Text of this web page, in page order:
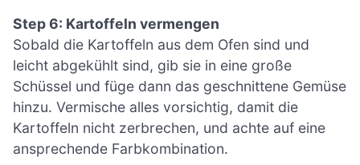
Step 6: Kartoffeln vermengen
Sobald die Kartoffeln aus dem Ofen sind und
leicht abgekühlt sind, gib sie in eine große
Schüssel und füge dann das geschnittene Gemüse
hinzu. Vermische alles vorsichtig, damit die
Kartoffeln nicht zerbrechen, und achte auf eine
ansprechende Farbkombination.